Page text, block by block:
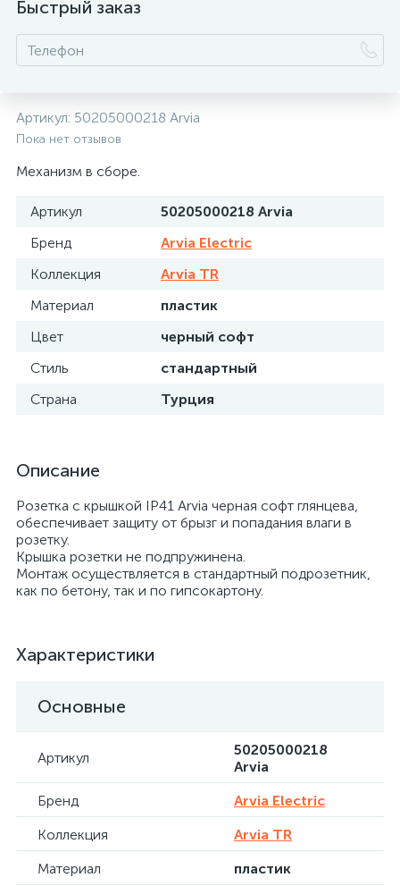
Быстрый заказ
Артикул: 50205000218 Arvia
Пока нет отзывов
Механизм в сборе.
Артикул
50205000218 Arvia
Бренд
Arvia Electric
Коллекция
Arvia TR
Материал
пластик
Цвет
черный софт
Стиль
стандартный
Страна
Турция
Описание
Розетка с крышкой IP41 Arvia черная софт глянцева,
обеспечивает защиту от брызг и попадания влаги в
розетку.
Крышка розетки не подпружинена.
Монтаж осуществляется в стандартный подрозетник,
как по бетону, так и по гипсокартону.
Характеристики
Основные
Артикул
50205000218
Arvia
Бренд
Arvia Electric
Коллекция
Arvia TR
Материал
пластик